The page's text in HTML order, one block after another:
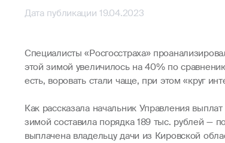
Дата публикации 19.04.2023
Специалисты «Росгосстраха»
этой зимой увеличилось на 40% по
есть, воровать стали чаще, при этом «круг
Как рассказала начальник Управления
зимой составила порядка 189 тыс. рублей —
выплачена владельцу дачи из Кировской